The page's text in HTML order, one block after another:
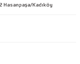
Hasanpaşa/Kadıköy